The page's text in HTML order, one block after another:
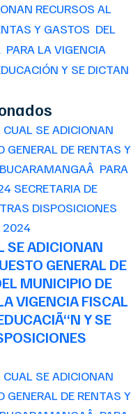
RECURSOS AL
Y GASTOS DEL
LA VIGENCIA
Y SE DICTAN
2024
SE ADICIONAN
GENERAL DE
MUNICIPIO DE
VIGENCIA FISCAL
Y SE